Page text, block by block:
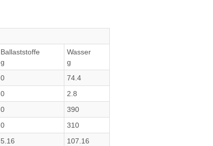
Ballaststoffe
g
Wasser
g
0
74.4
0
2.8
0
390
0
310
5.16
107.16